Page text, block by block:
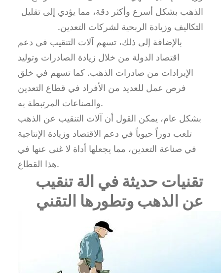
الذهب بشكل أسرع وأكثر دقة، مما يؤدي إلى تقليل
التكاليف وزيادة الربحية لشركات التعدين.
بالإضافة إلى ذلك، تسهم آلات التنقيب في دعم
اقتصاد الدولة من خلال زيادة الصادرات وتوليد
الإيرادات من صادرات الذهب. كما تسهم في خلق
فرص عمل للعديد من الأفراد في قطاع التعدين
والصناعات المرتبطة به.
بشكل عام، يمكن القول أن آلات التنقيب عن الذهب
تلعب دوراً حيوياً في دعم الاقتصاد وزيادة الإنتاجية
في صناعة التعدين، مما يجعلها أداة لا غنى عنها في
هذا القطاع.
تقنيات حديثة في الة تنقيب
عن الذهب وتطورها التقني